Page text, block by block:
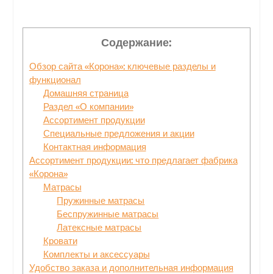
Содержание:
Обзор сайта «Корона»: ключевые разделы и
функционал
Домашняя страница
Раздел «О компании»
Ассортимент продукции
Специальные предложения и акции
Контактная информация
Ассортимент продукции: что предлагает фабрика
«Корона»
Матрасы
Пружинные матрасы
Беспружинные матрасы
Латексные матрасы
Кровати
Комплекты и аксессуары
Удобство заказа и дополнительная информация